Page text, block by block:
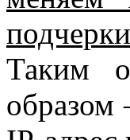
Таким
образом